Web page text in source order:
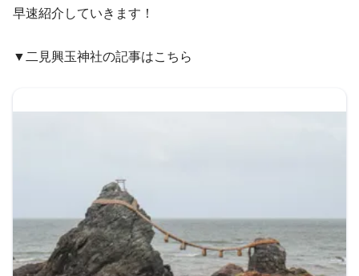
早速紹介していきます！
▼二見興玉神社の記事はこちら